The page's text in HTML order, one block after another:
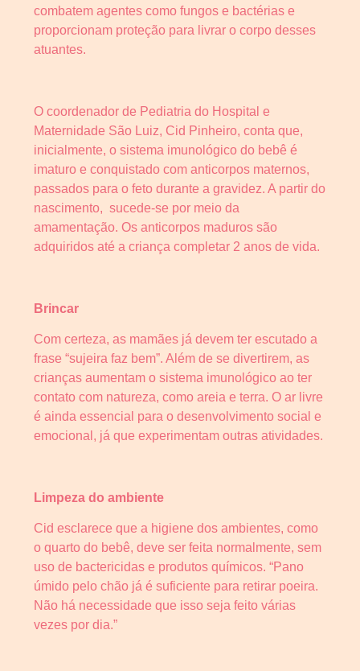
combatem agentes como fungos e bactérias e
proporcionam proteção para livrar o corpo desses
atuantes.
O coordenador de Pediatria do Hospital e
Maternidade São Luiz, Cid Pinheiro, conta que,
inicialmente, o sistema imunológico do bebê é
imaturo e conquistado com anticorpos maternos,
passados para o feto durante a gravidez. A partir do
nascimento, sucede-se por meio da
amamentação. Os anticorpos maduros são
adquiridos até a criança completar 2 anos de vida.
Brincar
Com certeza, as mamães já devem ter escutado a
frase “sujeira faz bem”. Além de se divertirem, as
crianças aumentam o sistema imunológico ao ter
contato com natureza, como areia e terra. O ar livre
é ainda essencial para o desenvolvimento social e
emocional, já que experimentam outras atividades.
Limpeza do ambiente
Cid esclarece que a higiene dos ambientes, como
o quarto do bebê, deve ser feita normalmente, sem
uso de bactericidas e produtos químicos. “Pano
úmido pelo chão já é suficiente para retirar poeira.
Não há necessidade que isso seja feito várias
vezes por dia.”